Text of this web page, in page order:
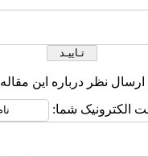
ارسال نظر درباره این مقاله
الکترونیک شما: